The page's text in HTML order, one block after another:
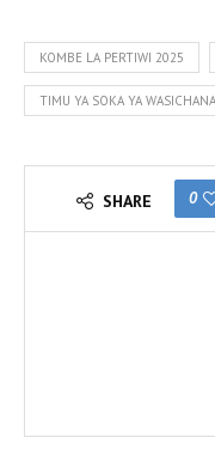
KOMBE LA PERTIWI 2025
TIMU YA SOKA YA
SHARE 0